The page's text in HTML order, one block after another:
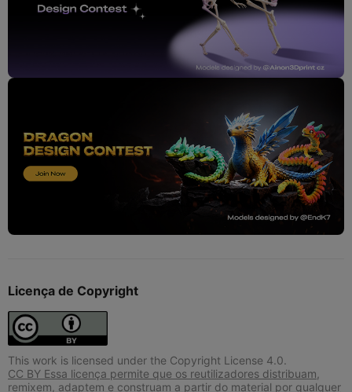
Licença de Copyright
This work is licensed under the Copyright License 4.0.
CC BY Essa licença permite que os reutilizadores distribuam,
remixem, adaptem e construam a partir do material por qualquer